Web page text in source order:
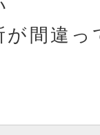
が間違っ